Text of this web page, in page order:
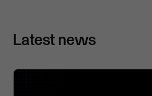
Latest news